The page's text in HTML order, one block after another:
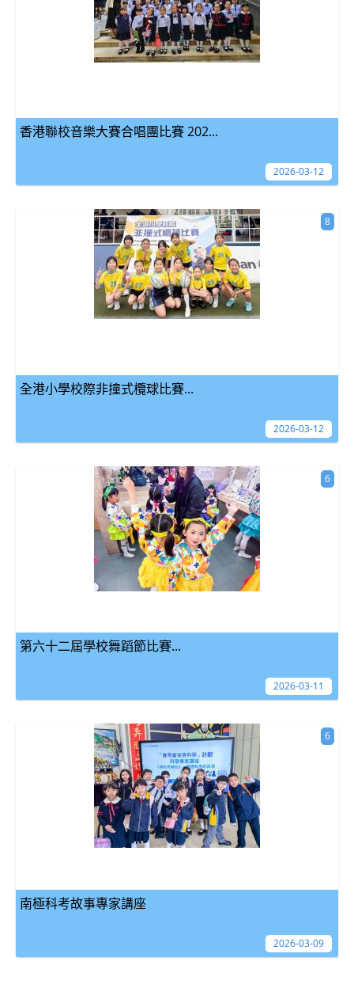
香港聯校音樂大賽合唱團比賽 202...
2026-03-12
全港小學校際非撞式欖球比賽...
8
2026-03-12
第六十二屆學校舞蹈節比賽...
6
2026-03-11
南極科考故事專家講座
6
2026-03-09